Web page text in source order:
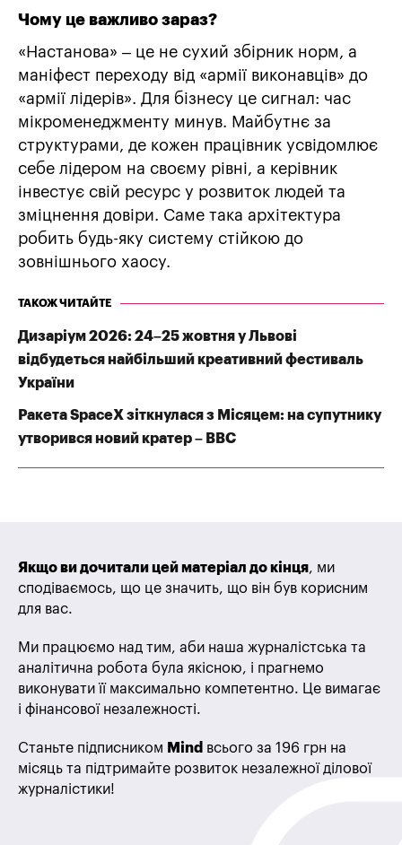
Чому це важливо зараз?
«Настанова» – це не сухий збірник норм, а
маніфест переходу від «армії виконавців» до
«армії лідерів». Для бізнесу це сигнал: час
мікроменеджменту минув. Майбутнє за
структурами, де кожен працівник усвідомлює
себе лідером на своєму рівні, а керівник
інвестує свій ресурс у розвиток людей та
зміцнення довіри. Саме така архітектура
робить будь-яку систему стійкою до
зовнішнього хаосу.
ТАКОЖ ЧИТАЙТЕ
Дизаріум 2026: 24–25 жовтня у Львові
відбудеться найбільший креативний фестиваль
України
Ракета SpaceX зіткнулася з Місяцем: на супутнику
утворився новий кратер – BBC
Якщо ви дочитали цей матеріал до кінця, ми
сподіваємось, що це значить, що він був корисним
для вас.
Ми працюємо над тим, аби наша журналістська та
аналітична робота була якісною, і прагнемо
виконувати її максимально компетентно. Це вимагає
і фінансової незалежності.
Станьте підписником Mind всього за 196 грн на
місяць та підтримайте розвиток незалежної ділової
журналістики!